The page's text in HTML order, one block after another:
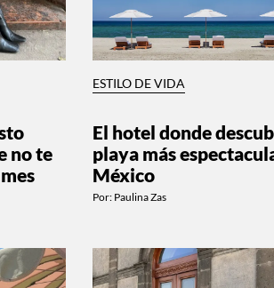
no te
ESTILO DE VIDA
El hotel donde
playa más
México
Por: Paulina Zas